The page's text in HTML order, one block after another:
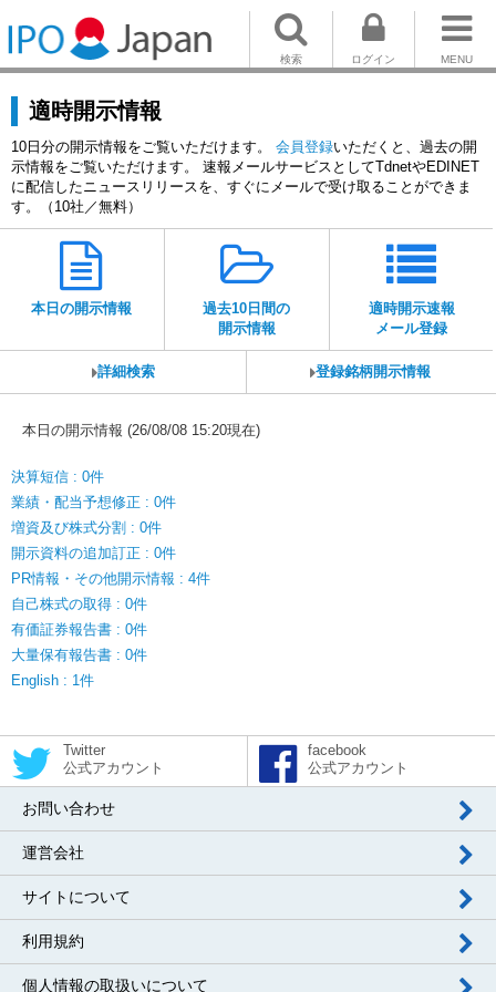
MENU
ログイン
検索
適時開示情報
10日分の開示情報をご覧いただけます。 会員登録いただくと、過去の開
示情報をご覧いただけます。 速報メールサービスとしてTdnetやEDINET
に配信したニュースリリースを、すぐにメールで受け取ることができま
す。（10社／無料）
本日の開示情報
過去10日間の
開示情報
適時開示速報
メール登録
詳細検索 登録銘柄開示情報
本日の開示情報 (26/08/08 15:20現在)
決算短信 : 0件
業績・配当予想修正 : 0件
増資及び株式分割 : 0件
開示資料の追加訂正 : 0件
PR情報・その他開示情報 : 4件
自己株式の取得 : 0件
有価証券報告書 : 0件
大量保有報告書 : 0件
English : 1件
Twitter
公式アカウント
facebook
公式アカウント
お問い合わせ
運営会社
サイトについて
利用規約
個人情報の取扱いについて